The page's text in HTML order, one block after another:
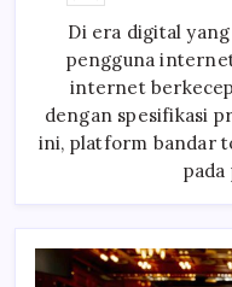
Di era digital
pengguna
internet
dengan spesifikasi
ini, platform bandar